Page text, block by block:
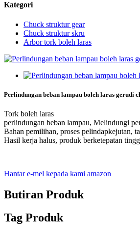
Kategori
Chuck struktur gear
Chuck struktur skru
Arbor tork boleh laras
Perlindungan beban lampau boleh laras gerudi
Tork boleh laras
perlindungan beban lampau, Melindungi
Bahan pemilihan, proses pelindapkejutan,
Hasil kerja halus, produk berketepatan
Hantar e-mel kepada kami amazon
Butiran Produk
Tag Produk